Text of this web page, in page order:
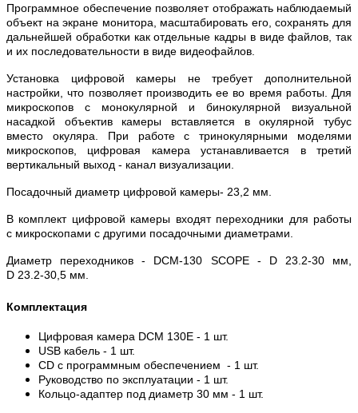
Программное обеспечение позволяет отображать наблюдаемый
объект на экране монитора, масштабировать его, сохранять для
дальнейшей обработки как отдельные кадры в виде файлов, так
и их последовательности в виде видеофайлов.
Установка цифровой камеры не требует дополнительной
настройки, что позволяет производить ее во время работы. Для
микроскопов с монокулярной и бинокулярной визуальной
насадкой объектив камеры вставляется в окулярной тубус
вместо окуляра. При работе с тринокулярными моделями
микроскопов, цифровая камера устанавливается в третий
вертикальный выход - канал визуализации.
Посадочный диаметр цифровой камеры- 23,2 мм.
В комплект цифровой камеры входят переходники для работы
с микроскопами с другими посадочными диаметрами.
Диаметр переходников - DCM-130 SCOPE - D 23.2-30 мм,
D 23.2-30,5 мм.
Комплектация
Цифровая камера DCM 130E - 1 шт.
USB кабель - 1 шт.
СD с программным обеспечением - 1 шт.
Руководство по эксплуатации - 1 шт.
Кольцо-адаптер под диаметр 30 мм - 1 шт.